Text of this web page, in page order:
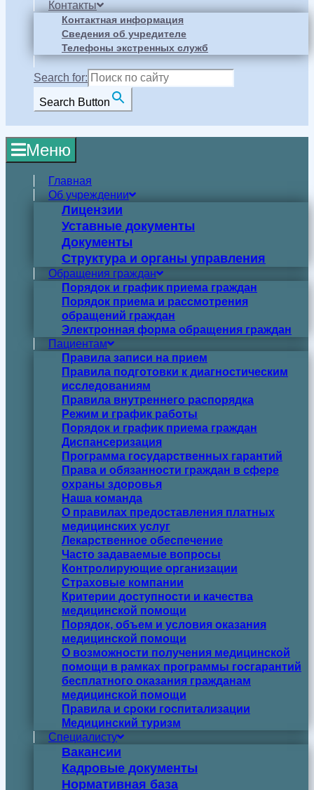
Контакты
Контактная информация
Сведения об учредителе
Телефоны экстренных служб
Search for:
Search Button
Меню
Главная
Об учреждении
Лицензии
Уставные документы
Документы
Структура и органы управления
Обращения граждан
Порядок и график приема граждан
Порядок приема и рассмотрения
обращений граждан
Электронная форма обращения граждан
Пациентам
Правила записи на прием
Правила подготовки к диагностическим
исследованиям
Правила внутреннего распорядка
Режим и график работы
Порядок и график приема граждан
Диспансеризация
Программа государственных гарантий
Права и обязанности граждан в сфере
охраны здоровья
Наша команда
О правилах предоставления платных
медицинских услуг
Лекарственное обеспечение
Часто задаваемые вопросы
Контролирующие организации
Страховые компании
Критерии доступности и качества
медицинской помощи
Порядок, объем и условия оказания
медицинской помощи
О возможности получения медицинской
помощи в рамках программы госгарантий
бесплатного оказания гражданам
медицинской помощи
Правила и сроки госпитализации
Медицинский туризм
Специалисту
Вакансии
Кадровые документы
Нормативная база